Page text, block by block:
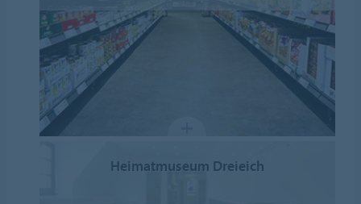
Heimatmuseum Dreieich